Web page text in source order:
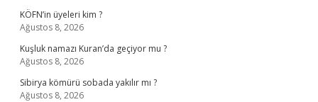
KÖFN’in üyeleri kim ?
Ağustos 8, 2026
Kuşluk namazı Kuran’da geçiyor mu ?
Ağustos 8, 2026
Sibirya kömürü sobada yakılır mı ?
Ağustos 8, 2026